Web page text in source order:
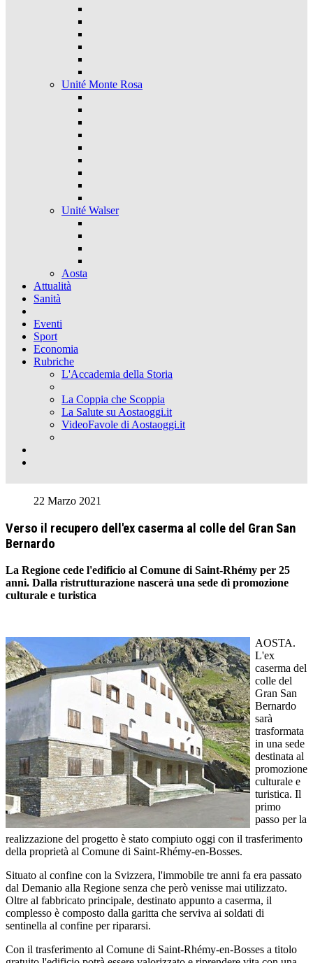
Unité Monte Rosa
Unité Walser
Aosta
Attualità
Sanità
Eventi
Sport
Economia
Rubriche
L'Accademia della Storia
La Coppia che Scoppia
La Salute su Aostaoggi.it
VideoFavole di Aostaoggi.it
22 Marzo 2021
Verso il recupero dell'ex caserma al colle del Gran San
Bernardo
La Regione cede l'edificio al Comune di Saint-Rhémy per 25
anni. Dalla ristrutturazione nascerà una sede di promozione
culturale e turistica
AOSTA.
L'ex
caserma del
colle del
Gran San
Bernardo
sarà
trasformata
in una sede
destinata al
promozione
culturale e
turistica. Il
primo
passo per la
realizzazione del progetto è stato compiuto oggi con il trasferimento
della proprietà al Comune di Saint-Rhémy-en-Bosses.
Situato al confine con la Svizzera, l'immobile tre anni fa era passato
dal Demanio alla Regione senza che però venisse mai utilizzato.
Oltre al fabbricato principale, destinato appunto a caserma, il
complesso è composto dalla garitta che serviva ai soldati di
sentinella al confine per ripararsi.
Con il trasferimento al Comune di Saint-Rhémy-en-Bosses a titolo